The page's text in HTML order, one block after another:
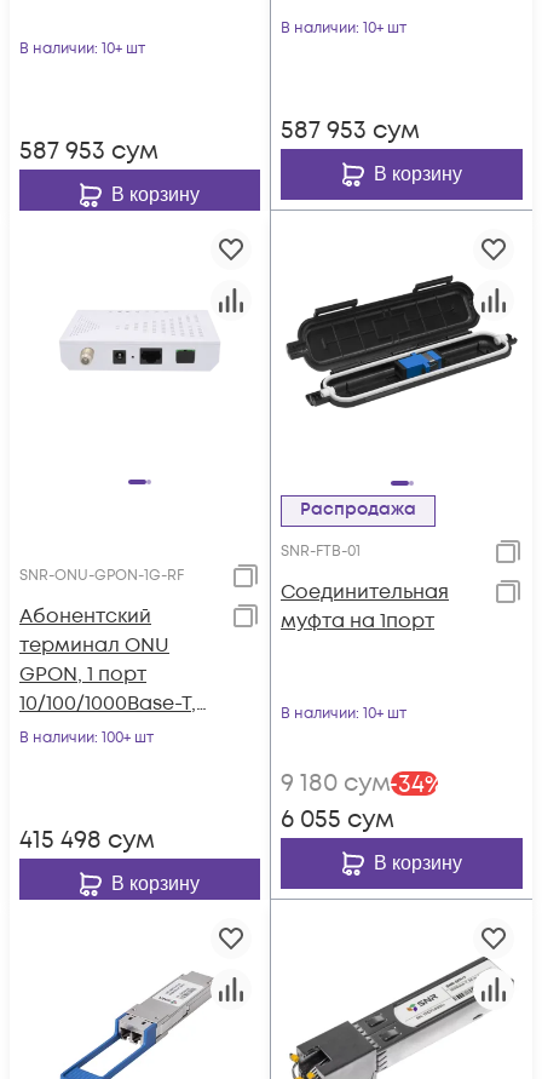
В наличии: 10+ шт
587 953 сум
В корзину
В наличии: 10+ шт
587 953 сум
В корзину
SNR-ONU-GPON-1G-RF
Абонентский
терминал ONU
GPON, 1 порт
10/100/1000Base-T,
RF
В наличии: 100+ шт
415 498 сум
В корзину
Распродажа
SNR-FTB-01
Соединительная
муфта на 1порт
В наличии: 10+ шт
9 180 сум-34%
6 055 сум
В корзину